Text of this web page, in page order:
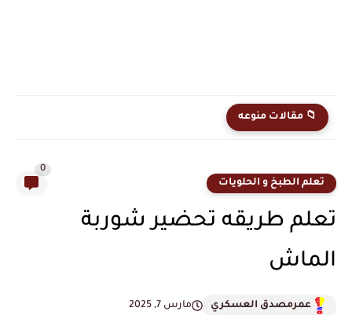
📁 مقالات منوعه
تعلم الطبخ و الحلويات
0
تعلم طريقه تحضير شوربة
الماش
عمرمصدق العسكري مارس 7, 2025